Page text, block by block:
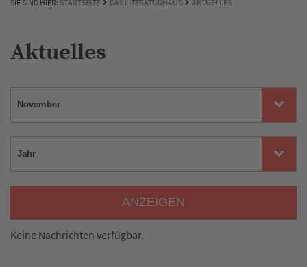
SIE SIND HIER: STARTSEITE DAS LITERATURHAUS AKTUELLES
Aktuelles
ANZEIGEN
Keine Nachrichten verfügbar.